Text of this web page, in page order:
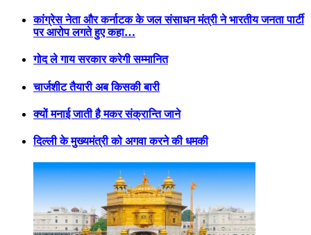
कांग्रेस नेता और कर्नाटक के जल संसाधन मंत्री ने भारतीय जनता पार्टी
पर आरोप लगते हुए कहा…
गोद ले गाय सरकार करेगी सम्मानित
चार्जशीट तैयारी अब किसकी बारी
क्यों मनाई जाती है मकर संक्रान्ति जाने
दिल्ली के मुख्यमंत्री को अगवा करने की धमकी